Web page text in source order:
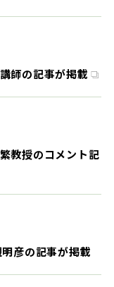
師の記事が掲載
教授のコメント記
彦の記事が掲載